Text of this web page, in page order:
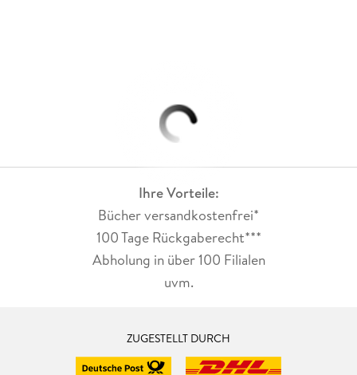
Ihre Vorteile:
Bücher versandkostenfrei*
100 Tage Rückgaberecht***
Abholung in über 100 Filialen
uvm.
ZUGESTELLT DURCH